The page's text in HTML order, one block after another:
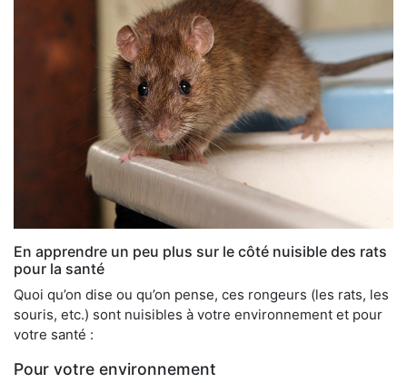
En apprendre un peu plus sur le côté nuisible des rats
pour la santé
Quoi qu’on dise ou qu’on pense, ces rongeurs (les rats, les
souris, etc.) sont nuisibles à votre environnement et pour
votre santé :
Pour votre environnement